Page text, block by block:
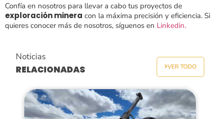
Confía en nosotros para llevar a cabo tus proyectos de
exploración minera con la máxima precisión y eficiencia. Si
quieres conocer más de nosotros, síguenos en Linkedin.
Noticias
RELACIONADAS VER TODO